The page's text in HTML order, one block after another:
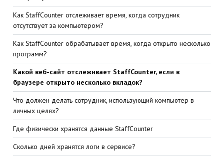
Как StaffCounter отслеживает время, когда сотрудник
отсутствует за компьютером?
Как StaffCounter обрабатывает время, когда открыто несколько
программ?
Какой веб-сайт отслеживает StaffCounter, если в
браузере открыто несколько вкладок?
Что должен делать сотрудник, использующий компьютер в
личных целях?
Где физически хранятся данные StaffCounter
Сколько дней хранятся логи в сервисе?